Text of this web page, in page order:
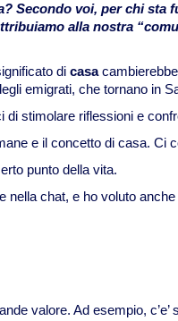
Secondo voi, per chi
alla nostra
di casa
emigrati, che tornano in
di stimolare riflessioni e
e il concetto di casa.
punto della vita.
chat, e ho voluto
valore. Ad esempio, c’e’